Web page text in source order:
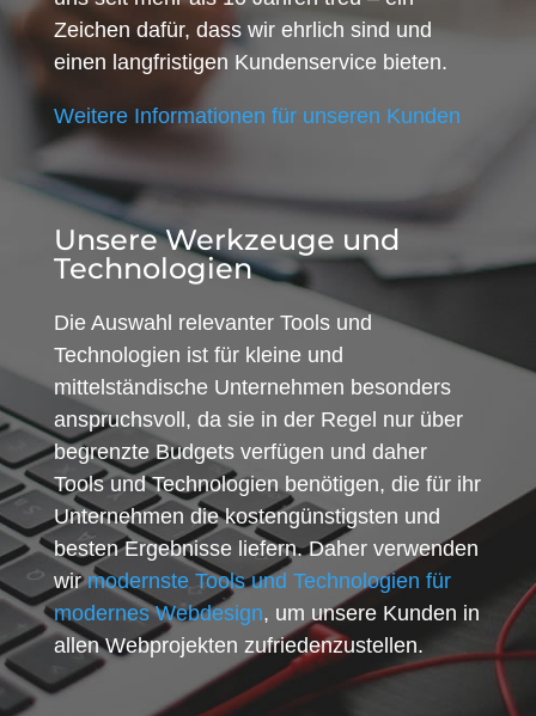
Zeichen dafür, dass wir ehrlich sind und
einen langfristigen Kundenservice bieten.
Weitere Informationen für unseren Kunden
Unsere Werkzeuge und
Technologien
Die Auswahl relevanter Tools und
Technologien ist für kleine und
mittelständische Unternehmen besonders
anspruchsvoll, da sie in der Regel nur über
begrenzte Budgets verfügen und daher
Tools und Technologien benötigen, die für ihr
Unternehmen die kostengünstigsten und
besten Ergebnisse liefern. Daher verwenden
wirmodernste Tools und Technologien für
modernes Webdesign, um unsere Kunden in
allen Webprojekten zufriedenzustellen.